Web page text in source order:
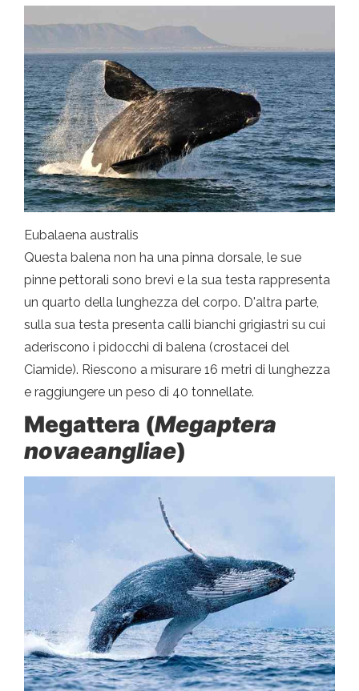
Eubalaena australis
Questa balena non ha una pinna dorsale, le sue
pinne pettorali sono brevi e la sua testa rappresenta
un quarto della lunghezza del corpo. D'altra parte,
sulla sua testa presenta calli bianchi grigiastri su cui
aderiscono i pidocchi di balena (crostacei del
Ciamide). Riescono a misurare 16 metri di lunghezza
e raggiungere un peso di 40 tonnellate.
Megattera (Megaptera
novaeangliae)